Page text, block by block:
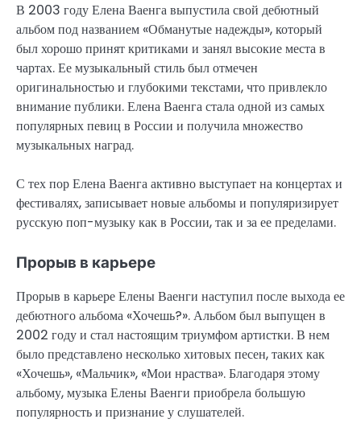
В 2003 году Елена Ваенга выпустила свой дебютный
альбом под названием «Обманутые надежды», который
был хорошо принят критиками и занял высокие места в
чартах. Ее музыкальный стиль был отмечен
оригинальностью и глубокими текстами, что привлекло
внимание публики. Елена Ваенга стала одной из самых
популярных певиц в России и получила множество
музыкальных наград.
С тех пор Елена Ваенга активно выступает на концертах и
фестивалях, записывает новые альбомы и популяризирует
русскую поп-музыку как в России, так и за ее пределами.
Прорыв в карьере
Прорыв в карьере Елены Ваенги наступил после выхода ее
дебютного альбома «Хочешь?». Альбом был выпущен в
2002 году и стал настоящим триумфом артистки. В нем
было представлено несколько хитовых песен, таких как
«Хочешь», «Мальчик», «Мои нраства». Благодаря этому
альбому, музыка Елены Ваенги приобрела большую
популярность и признание у слушателей.